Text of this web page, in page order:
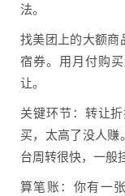
法。
找美团上的大额
宿券。用月付购
让。
关键环节：转让
买，太高了没人
台周转很快，一般
算笔账：你有一